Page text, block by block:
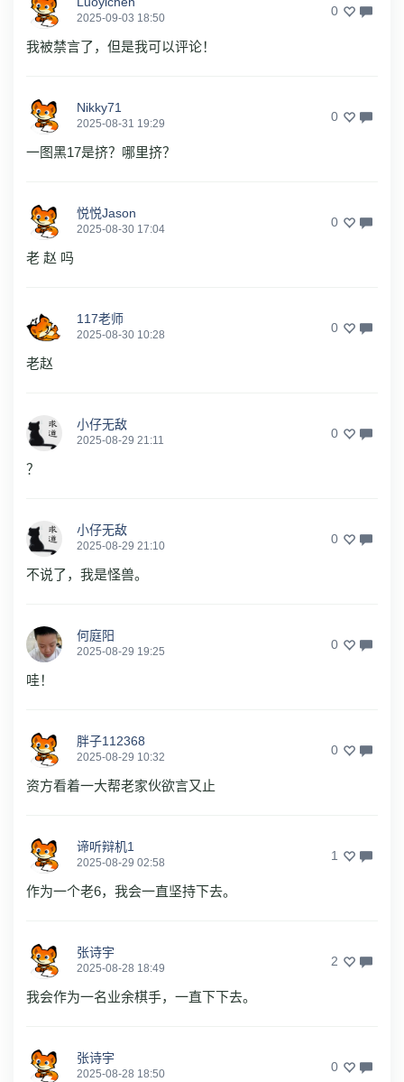
2025-09-03 18:50 0
我被禁言了，但是我可以评论！
Nikky71
2025-08-31 19:29 0
一图黑17是挤？哪里挤？
悦悦Jason
2025-08-30 17:04 0
老 赵 吗
117老师
2025-08-30 10:28 0
老赵
小仔无敌
2025-08-29 21:11 0
？
小仔无敌
2025-08-29 21:10 0
不说了，我是怪兽。
何庭阳
2025-08-29 19:25 0
哇！
胖子112368
2025-08-29 10:32 0
资方看着一大帮老家伙欲言又止
谛听辩机1
2025-08-29 02:58 1
作为一个老6，我会一直坚持下去。
张诗宇
2025-08-28 18:49 2
我会作为一名业余棋手，一直下下去。
张诗宇
2025-08-28 18:50 0